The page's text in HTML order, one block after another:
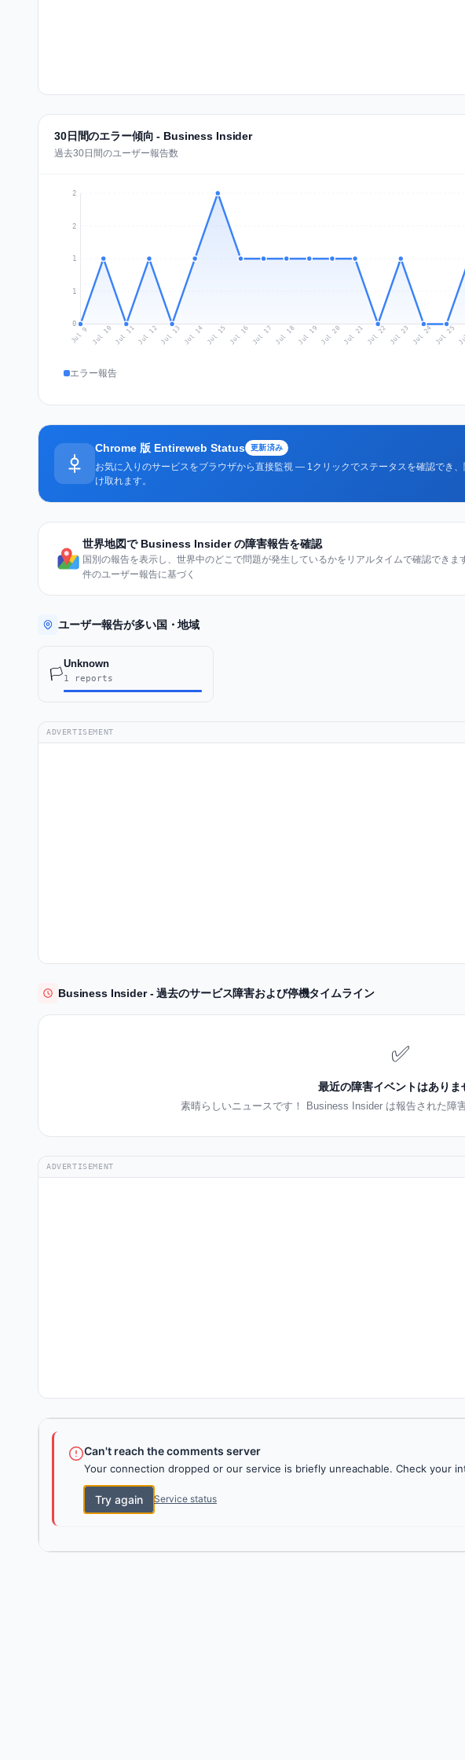
30日間のエラー傾向 - Business Insider
過去30日間のユーザー報告数
0
1
1
2
2
Jul 9 Jul 10 Jul 11Jul 12Jul 13 Jul 14 Jul 15 Jul 16 Jul 17 Jul 18Jul 19 Jul 20 Jul 21 Jul 22 Jul 23 Jul 24 Jul 25
エラー報告
Chrome 版 Entireweb Status 更新済み
お気に入りのサービスをブラウザから直接監視 — 1クリックでステータスを確認でき
け取れます。
世界地図で Business Insider の障害報告を確認
国別の報告を表示し、世界中のどこで問題が発生しているかをリアルタイムで確認でき
件のユーザー報告に基づく
ユーザー報告が多い国・地域
🏳️
Unknown
1 reports
ADVERTISEMENT
Business Insider - 過去のサービス障害および停機タイムライン
✅
最近の障害イベントはありま
素晴らしいニュースです！ Business Insider は報告された障
ADVERTISEMENT
Can't reach the comments server
Your connection dropped or our service is briefly unreachable. Check your
Try again Service status